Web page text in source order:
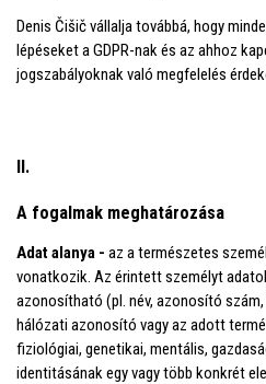
Denis Čišič vállalja továbbá, hogy
lépéseket a GDPR-nak és az ahhoz
jogszabályoknak való megfelelés
II.
A fogalmak meghatározása
Adat alanya - az a természetes
vonatkozik. Az érintett személyt
azonosítható (pl. név, azonosító
hálózati azonosító vagy az adott
fiziológiai, genetikai, mentális,
identitásának egy vagy több konkrét